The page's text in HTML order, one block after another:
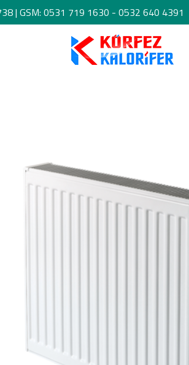
| GSM: 0531 719 1630 - 0532 640 4391